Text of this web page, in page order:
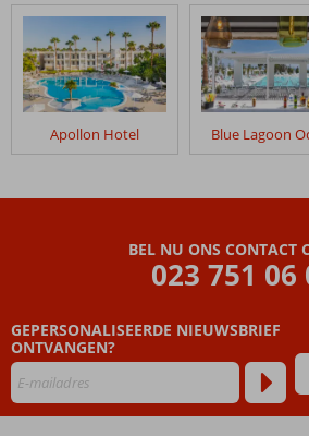
Apollon Hotel Blue Lagoon
BEL NU ONS CONTACT
023 751 06
GEPERSONALISEERDE NIEUWSBRIEF
ONTVANGEN?